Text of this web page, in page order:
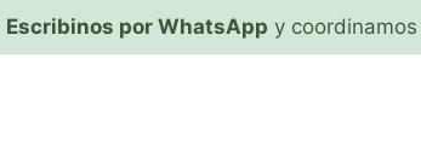
Escribinos por WhatsApp y